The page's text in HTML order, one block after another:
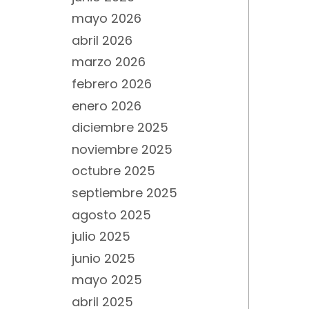
mayo 2026
abril 2026
marzo 2026
febrero 2026
enero 2026
diciembre 2025
noviembre 2025
octubre 2025
septiembre 2025
agosto 2025
julio 2025
junio 2025
mayo 2025
abril 2025